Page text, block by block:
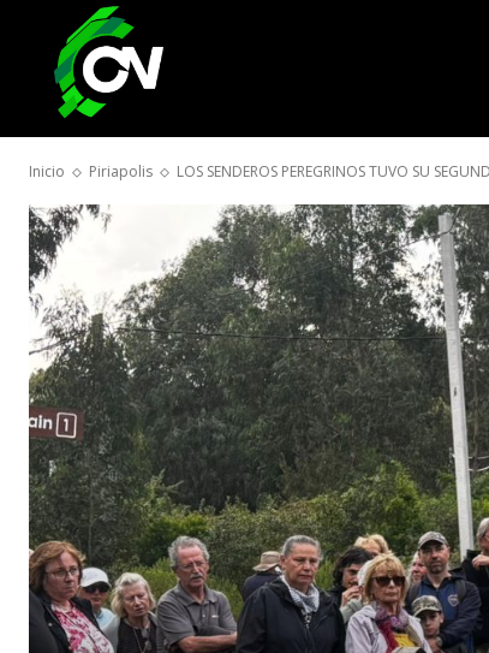
Inicio Piriapolis LOS SENDEROS PEREGRINOS TUVO SU